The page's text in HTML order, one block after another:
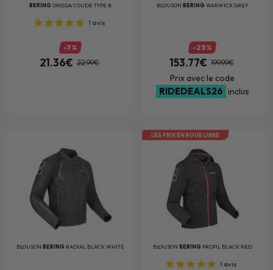
BERINGOMEGA COUDE TYPE B
1 avis
-7%
21.36€ 22.99€
BLOUSONBERINGWARWICK GREY
-23%
153.77€ 199.99€
Prix avec le code
RIDEDEALS26 inclus
BLOUSONBERING RADIAL BLACK WHITE
LES PRIX EN ROUE LIBRE
BLOUSON BERING PROFIL BLACK RED
1 avis